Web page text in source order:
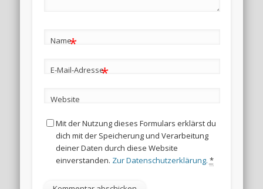
Name*
E-Mail-Adresse*
Website
Mit der Nutzung dieses Formulars erklärst du
dich mit der Speicherung und Verarbeitung
deiner Daten durch diese Website
einverstanden. Zur Datenschutzerklärung. *